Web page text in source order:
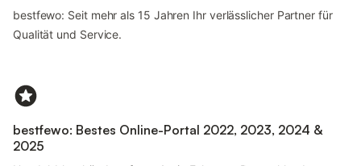
bestfewo: Seit mehr als 15 Jahren Ihr verlässlicher Partner für
Qualität und Service.
bestfewo: Bestes Online-Portal 2022, 2023, 2024 &
2025